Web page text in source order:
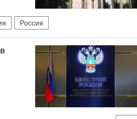
Россия